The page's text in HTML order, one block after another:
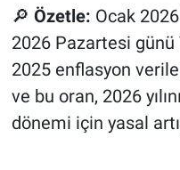
🔎 Özetle: Ocak
2026 Pazartesi günü
2025 enflasyon
ve bu oran, 2026
dönemi için yasal